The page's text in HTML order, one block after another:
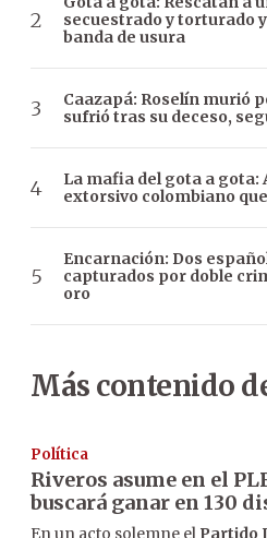
secuestrado y torturado
banda de usura
Caazapá: Roselín murió
sufrió tras su deceso,
La mafia del gota a gota:
extorsivo colombiano
Encarnación: Dos
capturados por doble
oro
Más contenido
Política
Riveros asume en el
buscará ganar en 130
En un acto solemne el Partido